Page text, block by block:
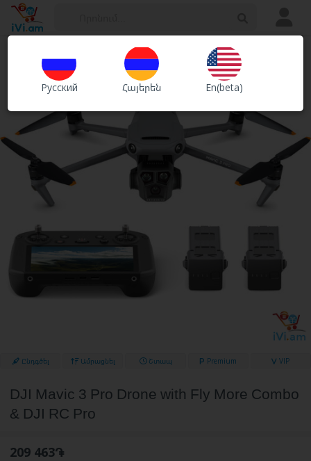
Русский Հայերեն En(beta)
Հայտարարություններ
Խանութներ
Ընդգծել Ամրացնել Շտապ Premium VIP
DJI Mavic 3 Pro Drone with Fly More Combo
& DJI RC Pro
209 463֏